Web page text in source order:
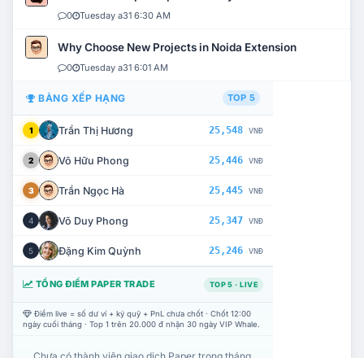
0 Tuesday a31 6:30 AM
Why Choose New Projects in Noida Extension
0 Tuesday a31 6:01 AM
BẢNG XẾP HẠNG TOP 5
1 Trần Thị Hương 25,548 VNĐ
2 Võ Hữu Phong 25,446 VNĐ
3 Trần Ngọc Hà 25,445 VNĐ
4 Võ Duy Phong 25,347 VNĐ
5 Đặng Kim Quỳnh 25,246 VNĐ
TỔNG ĐIỂM PAPER TRADE TOP 5 · LIVE
Điểm live = số dư ví + ký quỹ + PnL chưa chốt · Chốt 12:00
ngày cuối tháng · Top 1 trên 20.000 đ nhận 30 ngày VIP Whale.